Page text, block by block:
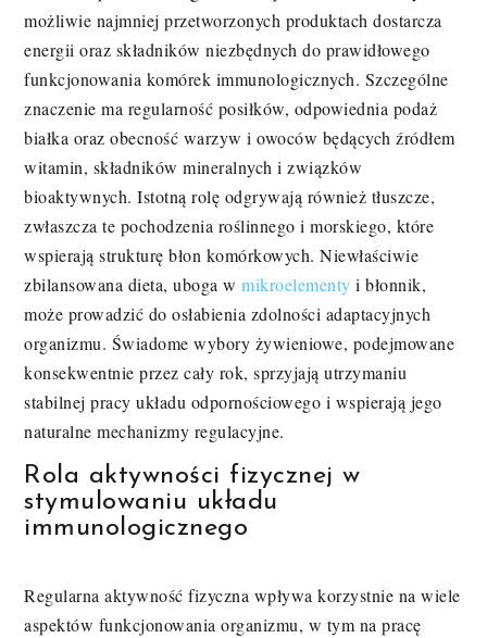
możliwie najmniej przetworzonych produktach dostarcza
energii oraz składników niezbędnych do prawidłowego
funkcjonowania komórek immunologicznych. Szczególne
znaczenie ma regularność posiłków, odpowiednia podaż
białka oraz obecność warzyw i owoców będących źródłem
witamin, składników mineralnych i związków
bioaktywnych. Istotną rolę odgrywają również tłuszcze,
zwłaszcza te pochodzenia roślinnego i morskiego, które
wspierają strukturę błon komórkowych. Niewłaściwie
zbilansowana dieta, uboga wmikroelementy i błonnik,
może prowadzić do osłabienia zdolności adaptacyjnych
organizmu. Świadome wybory żywieniowe, podejmowane
konsekwentnie przez cały rok, sprzyjają utrzymaniu
stabilnej pracy układu odpornościowego i wspierają jego
naturalne mechanizmy regulacyjne.
Rola aktywności fizycznej w
stymulowaniu układu
immunologicznego
Regularna aktywność fizyczna wpływa korzystnie na wiele
aspektów funkcjonowania organizmu, w tym na pracę